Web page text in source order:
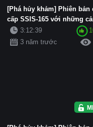
[Phá hủy khảm] Phiên bản
cấp SSIS-165 với những
quay chưa được công bố!
3:12:39
3 năm trước